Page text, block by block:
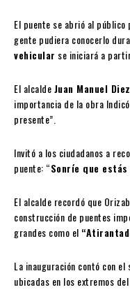
El puente se abrió al
gente pudiera conocerlo
vehicular se iniciará a
El alcaldeJuan Manuel
importancia de la obra
presente”.
Invitó a los ciudadanos a
puente: “Sonríe que
El alcalde recordó que
construcción de puentes
grandes como el
La inauguración contó con el
ubicadas en los extremos